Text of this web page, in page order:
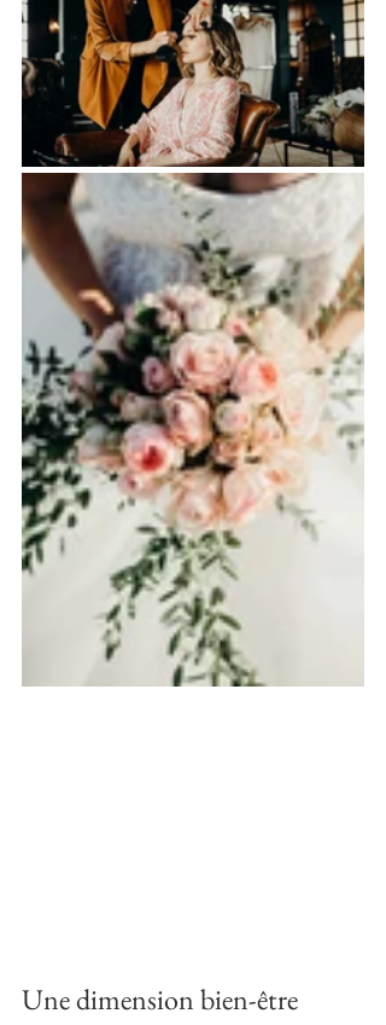
Une dimension bien-être